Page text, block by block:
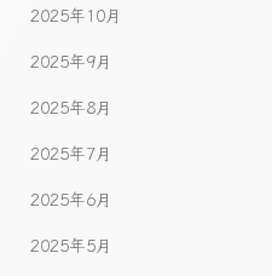
2025年10月
2025年9月
2025年8月
2025年7月
2025年6月
2025年5月